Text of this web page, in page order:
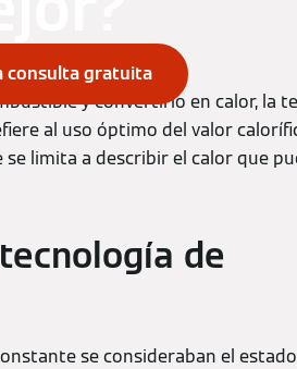
consulta gratuita
y convertirlo en calor, la
al uso óptimo del valor
limita a describir el calor que
de
se consideraban el